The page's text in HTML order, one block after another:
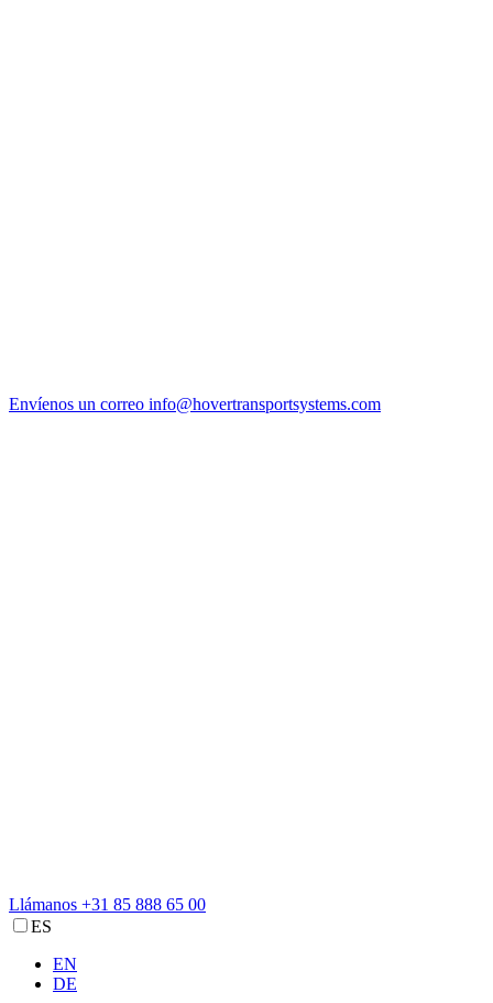
Envíenos un correo info@hovertransportsystems.com
Llámanos +31 85 888 65 00
ES
EN
DE